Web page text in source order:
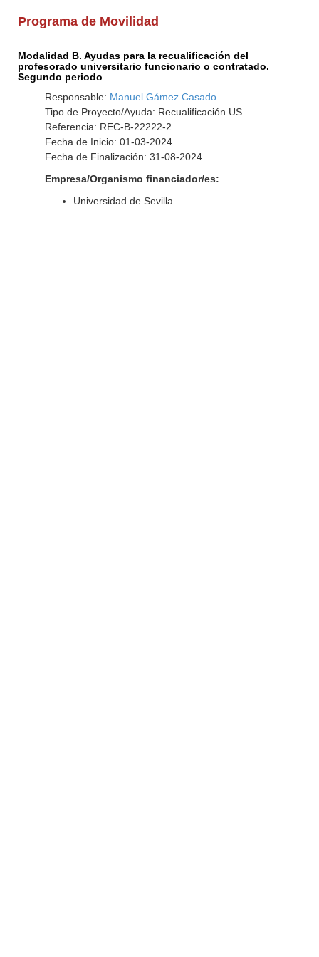
Programa de Movilidad
Modalidad B. Ayudas para la recualificación del
profesorado universitario funcionario o contratado.
Segundo periodo
Responsable: Manuel Gámez Casado
Tipo de Proyecto/Ayuda: Recualificación US
Referencia: REC-B-22222-2
Fecha de Inicio: 01-03-2024
Fecha de Finalización: 31-08-2024
Empresa/Organismo financiador/es:
Universidad de Sevilla